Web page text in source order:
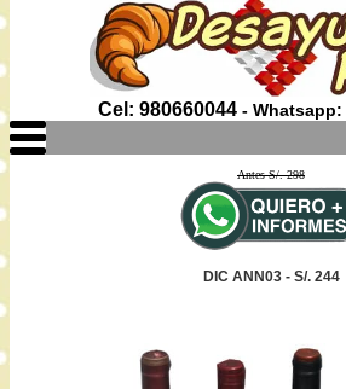
Cel: 980660044- Whatsapp:
Antes S/. 298
DIC ANN03 - S/. 244